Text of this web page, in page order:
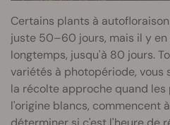
Certains plants à
juste 50–60 jours, mais il y
longtemps, jusqu'à 80 jours.
variétés à photopériode, vous
la récolte approche quand les
l'origine blancs, commencent